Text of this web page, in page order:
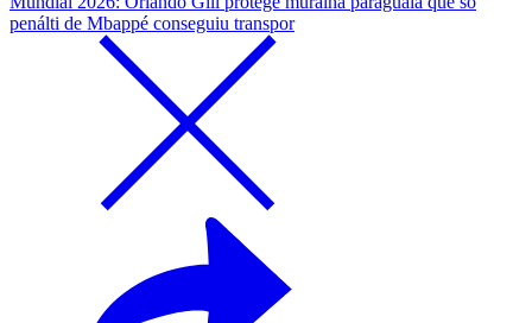
penálti de Mbappé conseguiu transpor